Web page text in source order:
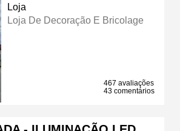
Loja
Loja De Decoração E Bricolage
467 avaliações
43 comentários